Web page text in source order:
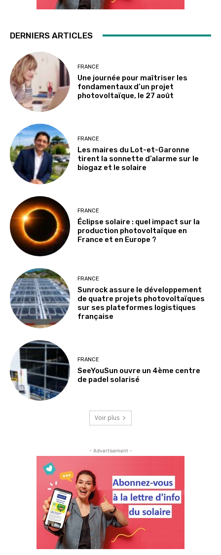
DERNIERS ARTICLES
FRANCE
Une journée pour maîtriser les
fondamentaux d’un projet
photovoltaïque, le 27 août
FRANCE
Les maires du Lot-et-Garonne
tirent la sonnette d’alarme sur le
biogaz et le solaire
FRANCE
Éclipse solaire : quel impact sur la
production photovoltaïque en
France et en Europe ?
FRANCE
Sunrock assure le développement
de quatre projets photovoltaïques
sur ses plateformes logistiques
française
FRANCE
SeeYouSun ouvre un 4ème centre
de padel solarisé
Voir plus
- Advertisement -